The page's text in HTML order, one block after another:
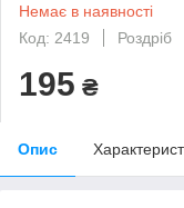
Немає в наявності
Код: 2419
Роздріб
195 ₴
Опис